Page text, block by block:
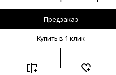
Предзаказ
Купить в 1 клик